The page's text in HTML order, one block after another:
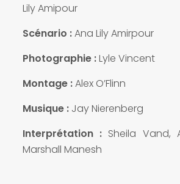
Lily Amipour
Scénario :Ana Lily Amirpour
Photographie :Lyle Vincent
Montage :Alex O’Flinn
Musique : Jay Nierenberg
Interprétation : Sheila Vand,
Marshall Manesh